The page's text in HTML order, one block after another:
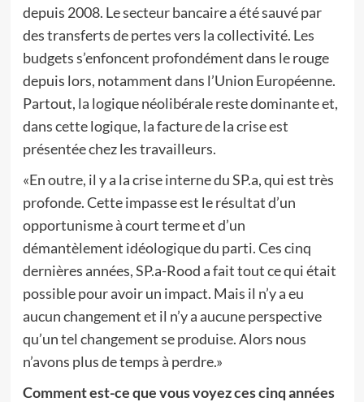
depuis 2008. Le secteur bancaire a été sauvé par
des transferts de pertes vers la collectivité. Les
budgets s’enfoncent profondément dans le rouge
depuis lors, notamment dans l’Union Européenne.
Partout, la logique néolibérale reste dominante et,
dans cette logique, la facture de la crise est
présentée chez les travailleurs.
«En outre, il y a la crise interne du SP.a, qui est très
profonde. Cette impasse est le résultat d’un
opportunisme à court terme et d’un
démantèlement idéologique du parti. Ces cinq
dernières années, SP.a-Rood a fait tout ce qui était
possible pour avoir un impact. Mais il n’y a eu
aucun changement et il n’y a aucune perspective
qu’un tel changement se produise. Alors nous
n’avons plus de temps à perdre.»
Comment est-ce que vous voyez ces cinq années